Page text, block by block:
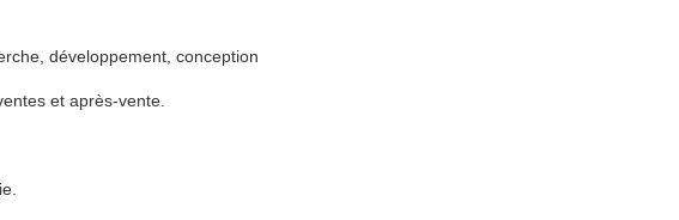
développement, conception
et après-vente.